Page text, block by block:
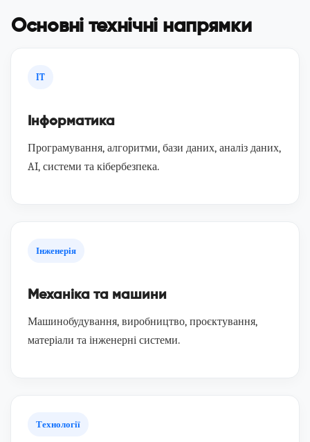
Основні технічні напрямки
IT
Інформатика
Програмування, алгоритми, бази даних, аналіз даних,
AI, системи та кібербезпека.
Інженерія
Механіка та машини
Машинобудування, виробництво, проєктування,
матеріали та інженерні системи.
Технології